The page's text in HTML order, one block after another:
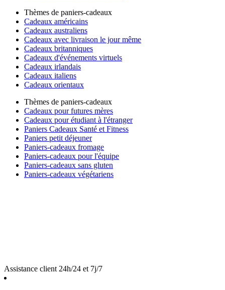
Thèmes de paniers-cadeaux
Cadeaux américains
Cadeaux australiens
Cadeaux avec livraison le jour même
Cadeaux britanniques
Cadeaux d'événements virtuels
Cadeaux irlandais
Cadeaux italiens
Cadeaux orientaux
Thèmes de paniers-cadeaux
Cadeaux pour futures mères
Cadeaux pour étudiant à l'étranger
Paniers Cadeaux Santé et Fitness
Paniers petit déjeuner
Paniers-cadeaux fromage
Paniers-cadeaux pour l'équipe
Paniers-cadeaux sans gluten
Paniers-cadeaux végétariens
Assistance client 24h/24 et 7j/7